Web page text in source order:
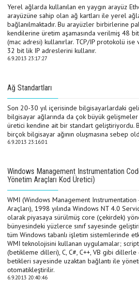
Yerel ağlarda kullanılan en yaygın arayüz
arayüzüne sahip olan ağ kartları ile yerel
bağlanılmaktadır. Bu arayüzler birbirlerine
kendilerine üretim aşamasında verilmiş 48
(mac adresi) kullanırlar. TCP/IP protokolü
32 bit lik IP adreslerini kullanır.
6.9.2013 23:17:27
Ağ Standartları
Son 20-30 yıl içerisinde bilgisayarlardaki
bilgisayar ağlarında da çok büyük gelişmeler
üretici kendine ait bir standart geliştiriyordu.
birçok bilgisayar ağının oluşmasına sebep
6.9.2013 23:16:01
Windows Management Instrumentation
Yönetim Araçları Kod Üretici)
WMI (Windows Management Instrumentation
Araçları), 1998 yılında Windows NT 4.0
olarak piyasaya sürülmüş core (çekirdek)
bünyesindeki yüzlerce sınıf sayesinde
tüm Windows tabanlı işletim sistemlerinde
WMI teknolojisini kullanan uygulamalar;
(betikleme dilleri), C, C#, C++, VB gibi
betikleri sayesinde uzaktan bağlantı ile
otomatikleştirilir.
6.9.2013 20:40:46